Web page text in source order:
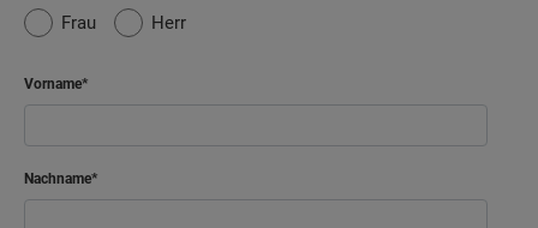
Frau Herr
Vorname
Nachname